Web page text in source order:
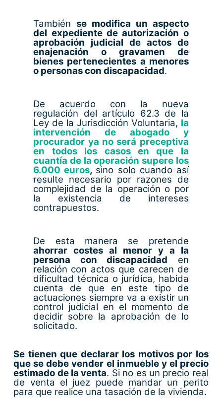
Tambiénse modifica un aspecto
del expediente de autorización o
aprobación judicial de actos de
enajenación o gravamen de
bienes pertenecientes a menores
o personas con discapacidad.
De acuerdo con la nueva
regulación del artículo 62.3 de la
Ley de la Jurisdicción Voluntaria, la
intervención de abogado y
procurador ya no será preceptiva
en todos los casos en que la
cuantía de la operación supere los
6.000 euros, sino solo cuando así
resulte necesario por razones de
complejidad de la operación o por
la existencia de intereses
contrapuestos.
De esta manera se pretende
ahorrar costes al menor y a la
persona con discapacidad en
relación con actos que carecen de
dificultad técnica o jurídica, habida
cuenta de que en este tipo de
actuaciones siempre va a existir un
control judicial en el momento de
decidir sobre la aprobación de lo
solicitado.
Se tienen que declarar los motivos por los
que se debe vender el inmueble y el precio
estimado de la venta. Si no es un precio real
de venta el juez puede mandar un perito
para que realice una tasación de la vivienda.